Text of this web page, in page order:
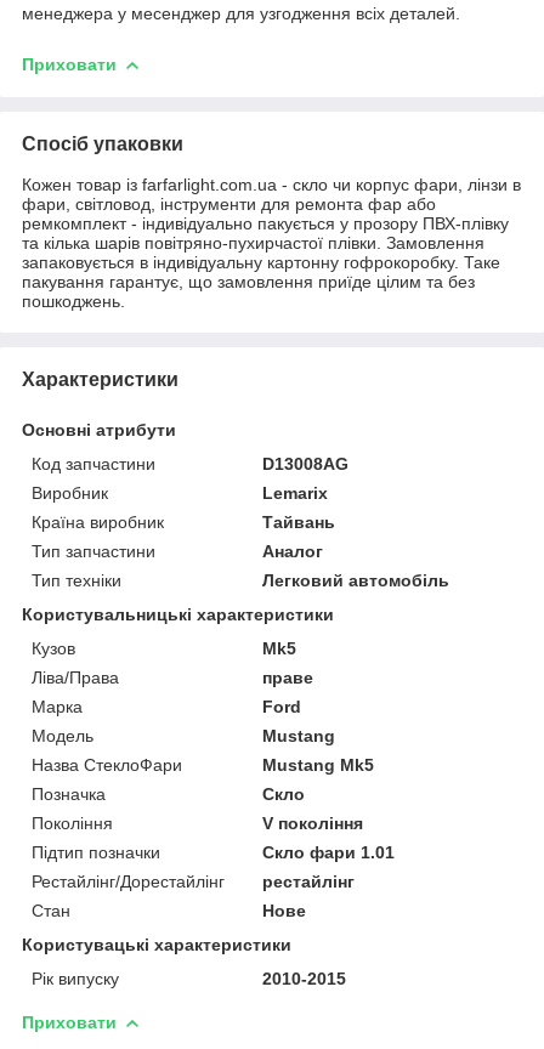
менеджера у месенджер для узгодження всіх деталей.
Приховати
Спосіб упаковки
Кожен товар із farfarlight.com.ua - скло чи корпус фари, лінзи в
фари, світловод, інструменти для ремонта фар або
ремкомплект - індивідуально пакується у прозору ПВХ-плівку
та кілька шарів повітряно-пухирчастої плівки. Замовлення
запаковується в індивідуальну картонну гофрокоробку. Таке
пакування гарантує, що замовлення приїде цілим та без
пошкоджень.
Характеристики
Основні атрибути
Код запчастини
D13008AG
Виробник
Lemarix
Країна виробник
Тайвань
Тип запчастини
Аналог
Тип техніки
Легковий автомобіль
Користувальницькі характеристики
Кузов
Mk5
Ліва/Права
праве
Марка
Ford
Мoдель
Mustang
Назва СтеклоФари
Mustang Mk5
Позначка
Скло
Покоління
V покоління
Підтип позначки
Скло фари 1.01
Рестайлінг/Дорестайлінг
рестайлінг
Стан
Нове
Користувацькi характеристики
Рік випуску
2010-2015
Приховати